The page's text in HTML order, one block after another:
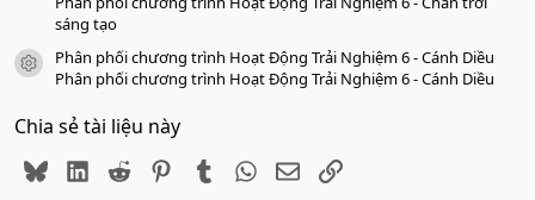
sáng tạo
icon tài liệu
Phân phối chương trình Hoạt Động Trải Nghiệm 6 - Cánh Diều
Phân phối chương trình Hoạt Động Trải Nghiệm 6 - Cánh Diều
Chia sẻ tài liệu này
BlueskyLinkedIn
Reddit PinterestTumblr WhatsApp
EmailLink